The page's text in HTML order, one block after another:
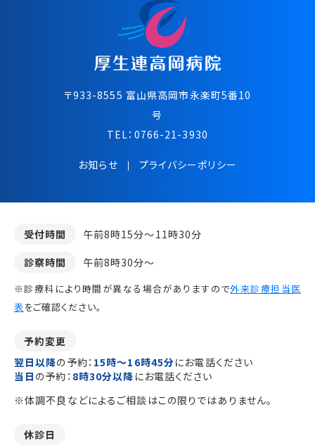
〒933-8555 富⼭県⾼岡市永楽町5番10
号
TEL： 0766-21-3930
お知らせ プライバシーポリシー
受付時間
午前8時15分～11時30分
診察時間
午前8時30分～
※診療科により時間が異なる場合がありますので外来診療担当医
表をご確認ください。
予約変更
翌日以降の予約： 15時～16時45分にお電話ください
当日 の予約： 8時30分以降 にお電話ください
※体調不良などによるご相談はこの限りではありません。
休診日